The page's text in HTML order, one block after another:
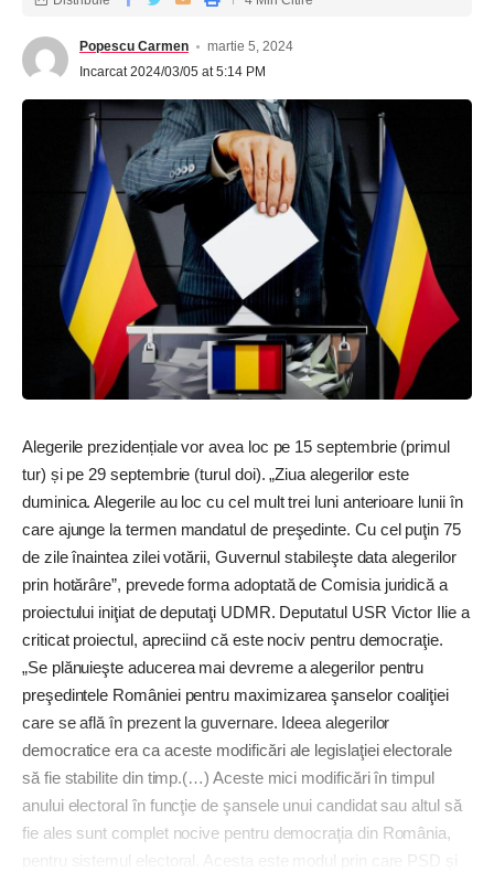
Popescu Carmen
martie 5, 2024
Incarcat 2024/03/05 at 5:14 PM
Alegerile prezidențiale vor avea loc pe 15 septembrie (primul
tur) și pe 29 septembrie (turul doi). „Ziua alegerilor este
duminica. Alegerile au loc cu cel mult trei luni anterioare lunii în
care ajunge la termen mandatul de preşedinte. Cu cel puţin 75
de zile înaintea zilei votării, Guvernul stabileşte data alegerilor
prin hotărâre”, prevede forma adoptată de Comisia juridică a
proiectului iniţiat de deputaţi UDMR. Deputatul USR Victor Ilie a
criticat proiectul, apreciind că este nociv pentru democraţie.
„Se plănuieşte aducerea mai devreme a alegerilor pentru
preşedintele României pentru maximizarea şanselor coaliţiei
care se află în prezent la guvernare. Ideea alegerilor
democratice era ca aceste modificări ale legislaţiei electorale
să fie stabilite din timp.(…) Aceste mici modificări în timpul
anului electoral în funcţie de şansele unui candidat sau altul să
fie ales sunt complet nocive pentru democraţia din România,
pentru sistemul electoral. Acesta este modul prin care PSD şi